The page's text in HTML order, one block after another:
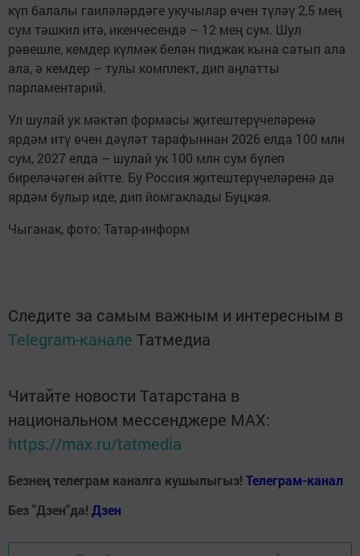
күп балалы гаиләләрдәге укучылар өчен түләү 2,5 мең
сум тәшкил итә, икенчесендә – 12 мең сум. Шул
рәвешле, кемдер күлмәк белән пиджак кына сатып ала
ала, ә кемдер – тулы комплект, дип аңлатты
парламентарий.
Ул шулай ук мәктәп формасы җитештерүчеләренә
ярдәм итү өчен дәүләт тарафыннан 2026 елда 100 млн
сум, 2027 елда – шулай ук 100 млн сум бүлеп
биреләчәген әйтте. Бу Россия җитештерүчеләренә дә
ярдәм булыр иде, дип йомгаклады Буцкая.
Чыганак, фото: Татар-информ
Следите за самым важным и интересным в
Telegram-канале Татмедиа
Читайте новости Татарстана в
национальном мессенджере MАХ:
https://max.ru/tatmedia
Безнең телеграм каналга кушылыгыз! Телеграм-канал
Без "Дзен"да! Дзен